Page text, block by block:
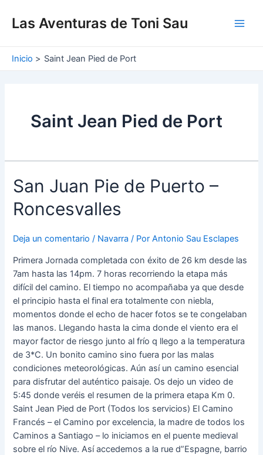
Las Aventuras de Toni Sau
Inicio Saint Jean Pied de Port
Saint Jean Pied de Port
San Juan Pie de Puerto –
Roncesvalles
Deja un comentario / Navarra / PorAntonio Sau Esclapes
Primera Jornada completada con éxito de 26 km desde las
7am hasta las 14pm. 7 horas recorriendo la etapa más
difícil del camino. El tiempo no acompañaba ya que desde
el principio hasta el final era totalmente con niebla,
momentos donde el echo de hacer fotos se te congelaban
las manos. Llegando hasta la cima donde el viento era el
mayor factor de riesgo junto al frío q llego a la temperatura
de 3*C. Un bonito camino sino fuera por las malas
condiciones meteorológicas. Aún así un camino esencial
para disfrutar del auténtico paisaje. Os dejo un video de
5:45 donde veréis el resumen de la primera etapa Km 0.
Saint Jean Pied de Port (Todos los servicios) El Camino
Francés – el Camino por excelencia, la madre de todos los
Caminos a Santiago – lo iniciamos en el puente medieval
sobre el río Nive. Así accedemos a la rue d”Espagne, barrio